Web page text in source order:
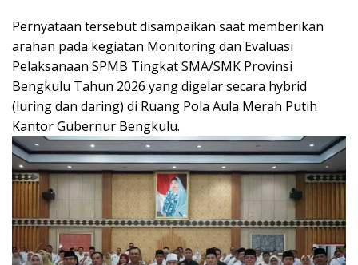
Pernyataan tersebut disampaikan saat memberikan
arahan pada kegiatan Monitoring dan Evaluasi
Pelaksanaan SPMB Tingkat SMA/SMK Provinsi
Bengkulu Tahun 2026 yang digelar secara hybrid
(luring dan daring) di Ruang Pola Aula Merah Putih
Kantor Gubernur Bengkulu.